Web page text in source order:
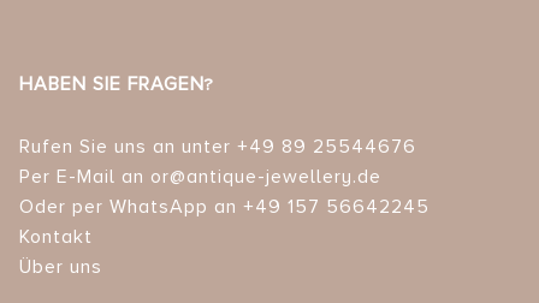
HABEN SIE FRAGEN?
Rufen Sie uns an unter +49 89 25544676
Per E-Mail an or@antique-jewellery.de
Oder per WhatsApp an +49 157 56642245
Kontakt
Über uns